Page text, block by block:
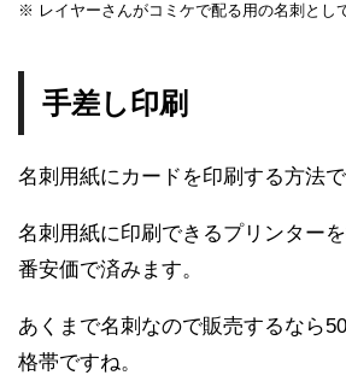
※ レイヤーさんがコミケで配る用の名刺とし
手差し印刷
名刺用紙にカードを印刷する方法で
名刺用紙に印刷できるプリンター
番安価で済みます。
あくまで名刺なので販売するなら
格帯ですね。